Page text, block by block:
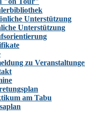
Unterstützung
Unterstützung
zu
am Tabu